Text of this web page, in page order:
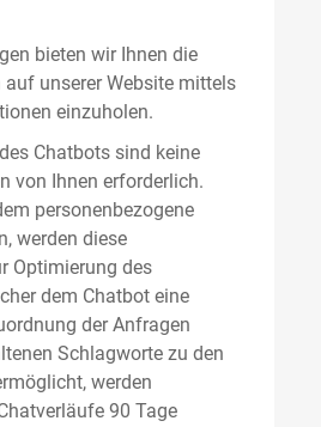
bieten wir Ihnen die
unserer Website mittels
einzuholen.
Chatbots sind keine
von Ihnen erforderlich.
personenbezogene
werden diese
Optimierung des
dem Chatbot eine
der Anfragen
Schlagworte zu den
werden
90 Tage